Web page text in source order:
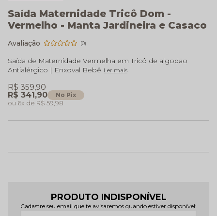
Saída Maternidade Tricô Dom -
Vermelho - Manta Jardineira e Casaco
(0)
Saída de Maternidade Vermelha em Tricô de algodão
Antialérgico | Enxoval Bebê Ler mais
R$ 341,90 No Pix
R$ 359,90
6x R$ 59,98
PRODUTO INDISPONÍVEL
Cadastre seu email que te avisaremos quando estiver disponível: